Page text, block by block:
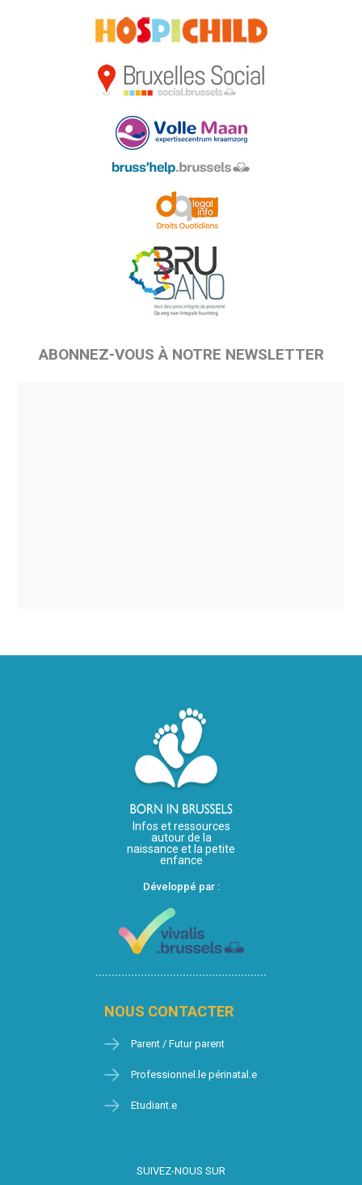
ABONNEZ-VOUS À NOTRE NEWSLETTER
Infos et ressources
autour de la
naissance et la petite
enfance
Développé par :
NOUS CONTACTER
Parent / Futur parent
Professionnel.le périnatal.e
Etudiant.e
SUIVEZ-NOUS SUR